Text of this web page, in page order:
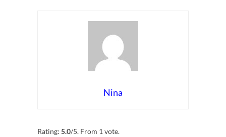
Nina
Rating: 5.0/5. From 1 vote.